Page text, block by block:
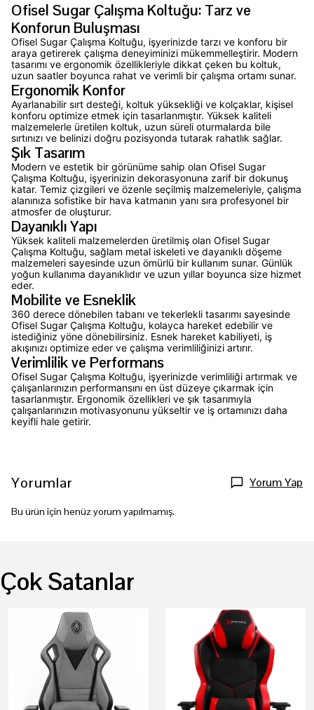
Ofisel Sugar Çalışma Koltuğu: Tarz ve
Konforun Buluşması
Ofisel Sugar Çalışma Koltuğu, işyerinizde tarzı ve konforu bir
araya getirerek çalışma deneyiminizi mükemmelleştirir. Modern
tasarımı ve ergonomik özellikleriyle dikkat çeken bu koltuk,
uzun saatler boyunca rahat ve verimli bir çalışma ortamı sunar.
Ergonomik Konfor
Ayarlanabilir sırt desteği, koltuk yüksekliği ve kolçaklar, kişisel
konforu optimize etmek için tasarlanmıştır. Yüksek kaliteli
malzemelerle üretilen koltuk, uzun süreli oturmalarda bile
sırtınızı ve belinizi doğru pozisyonda tutarak rahatlık sağlar.
Şık Tasarım
Modern ve estetik bir görünüme sahip olan Ofisel Sugar
Çalışma Koltuğu, işyerinizin dekorasyonuna zarif bir dokunuş
katar. Temiz çizgileri ve özenle seçilmiş malzemeleriyle, çalışma
alanınıza sofistike bir hava katmanın yanı sıra profesyonel bir
atmosfer de oluşturur.
Dayanıklı Yapı
Yüksek kaliteli malzemelerden üretilmiş olan Ofisel Sugar
Çalışma Koltuğu, sağlam metal iskeleti ve dayanıklı döşeme
malzemeleri sayesinde uzun ömürlü bir kullanım sunar. Günlük
yoğun kullanıma dayanıklıdır ve uzun yıllar boyunca size hizmet
eder.
Mobilite ve Esneklik
360 derece dönebilen tabanı ve tekerlekli tasarımı sayesinde
Ofisel Sugar Çalışma Koltuğu, kolayca hareket edebilir ve
istediğiniz yöne dönebilirsiniz. Esnek hareket kabiliyeti, iş
akışınızı optimize eder ve çalışma verimliliğinizi artırır.
Verimlilik ve Performans
Ofisel Sugar Çalışma Koltuğu, işyerinizde verimliliği artırmak ve
çalışanlarınızın performansını en üst düzeye çıkarmak için
tasarlanmıştır. Ergonomik özellikleri ve şık tasarımıyla
çalışanlarınızın motivasyonunu yükseltir ve iş ortamınızı daha
keyifli hale getirir.
Yorumlar Yorum Yap
Bu ürün için henüz yorum yapılmamış.
Çok Satanlar